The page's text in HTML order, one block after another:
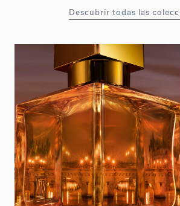
Descubrir todas las